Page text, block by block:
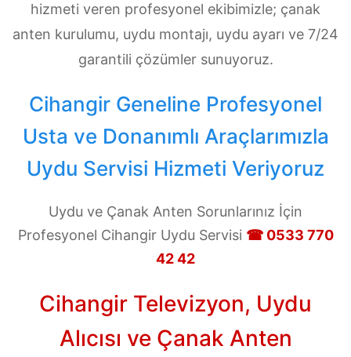
hizmeti veren profesyonel ekibimizle; çanak
anten kurulumu, uydu montajı, uydu ayarı ve 7/24
garantili çözümler sunuyoruz.
Cihangir Geneline Profesyonel
Usta ve Donanımlı Araçlarımızla
Uydu Servisi Hizmeti Veriyoruz
Uydu ve Çanak Anten Sorunlarınız İçin
Profesyonel Cihangir Uydu Servisi ☎ 0533 770
42 42
Cihangir Televizyon, Uydu
Alıcısı ve Çanak Anten